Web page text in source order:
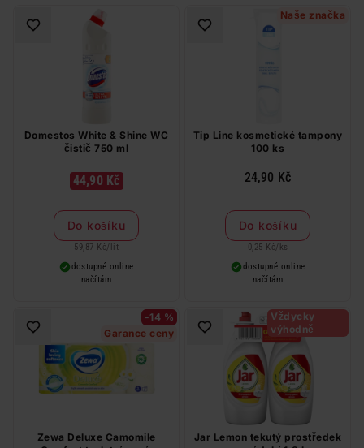
Domestos White & Shine WC
čistič 750 ml
44,90 Kč
Do košíku
59,87 Kč/ lit
dostupné online
načítám
Naše značka
Tip Line kosmetické tampony
100 ks
24,90 Kč
Do košíku
0,25 Kč/ ks
dostupné online
načítám
-14 %
Garance ceny
Zewa Deluxe Camomile
Vždycky
výhodně
Jar Lemon tekutý prostředek